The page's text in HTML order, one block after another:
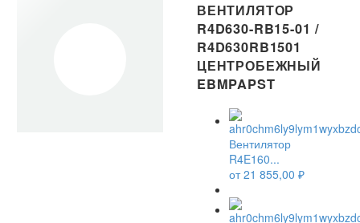
ВЕНТИЛЯТОР
R4D630-RB15-01 /
R4D630RB1501
ЦЕНТРОБЕЖНЫЙ
EBMPAPST
Вентилятор
R4E160...
от21 855,00 ₽